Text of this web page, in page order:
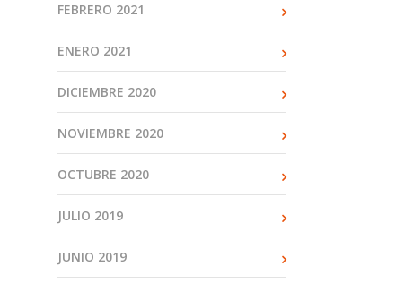
FEBRERO 2021
ENERO 2021
DICIEMBRE 2020
NOVIEMBRE 2020
OCTUBRE 2020
JULIO 2019
JUNIO 2019